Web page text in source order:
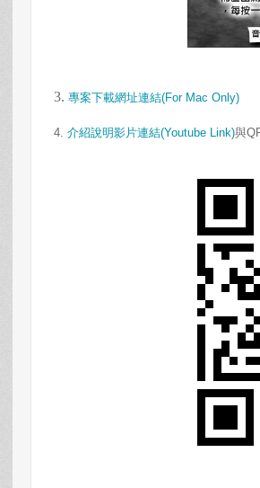
3. 專案下載網址連結(For Mac Only)
4. 介紹說明影片連結(Youtube Link)與